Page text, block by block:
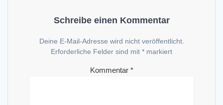
Schreibe einen Kommentar
Deine E-Mail-Adresse wird nicht veröffentlicht.
Erforderliche Felder sind mit * markiert
Kommentar *